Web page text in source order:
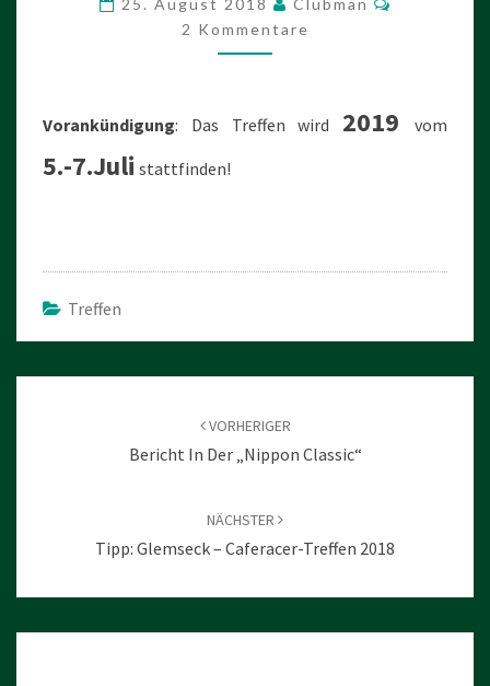
25. August 2018 Clubman
2 Kommentare
Vorankündigung: Das Treffen wird 2019vom
5.-7.Juli stattfinden!
Treffen
VORHERIGER
Bericht In Der „Nippon Classic“
NÄCHSTER
Tipp: Glemseck – Caferacer-Treffen 2018